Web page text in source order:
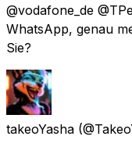
@vodafone_de
WhatsApp, genau
Sie?
takeoYasha